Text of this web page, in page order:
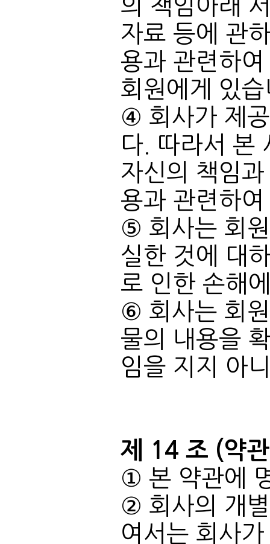
회원에게 있
용과 관련하
로 인한 손해
임을 지지 아
제 14 조 (약
① 본 약관에
여서는 회사